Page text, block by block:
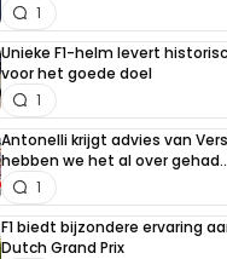
1
Unieke F1-helm levert
voor het goede doel
1
Antonelli krijgt advies van
hebben we het al over
1
F1 biedt bijzondere ervaring
Dutch Grand Prix